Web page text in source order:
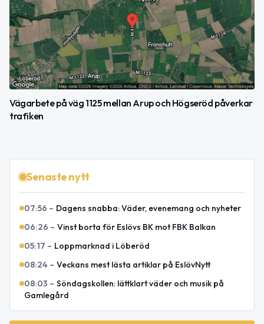
Vägarbete på väg 1125 mellan Arup och Högseröd påverkar
trafiken
Senaste nytt
07:56 – Dagens snabba: Väder, evenemang och nyheter
06:26 – Vinst borta för Eslövs BK mot FBK Balkan
05:17 – Loppmarknad i Löberöd
08:24 – Veckans mest lästa artiklar på EslövNytt
08:03 – Söndagskollen: lättklart väder och musik på
Gamlegård